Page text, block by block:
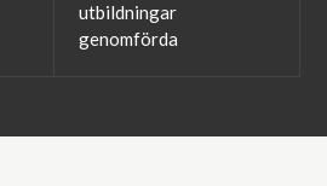
utbildningar
genomförda